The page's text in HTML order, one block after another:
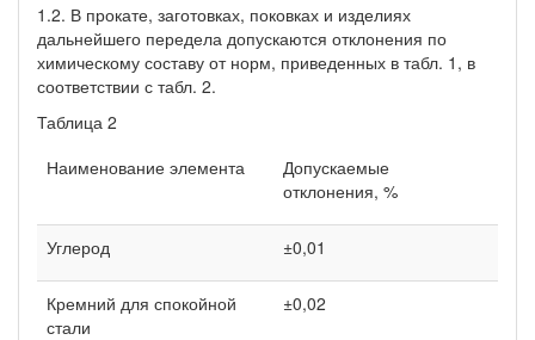
1.2. В прокате, заготовках, поковках и изделиях
дальнейшего передела допускаются отклонения по
химическому составу от норм, приведенных в табл. 1, в
соответствии с табл. 2.
Таблица 2
Наименование элемента
Допускаемые
отклонения, %
Углерод ±0,01
Кремний для спокойной
стали
±0,02